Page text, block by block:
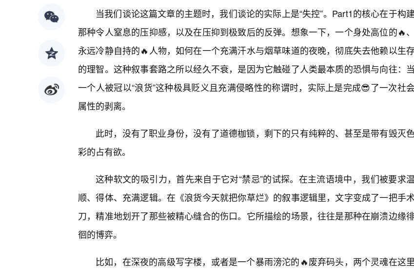
当我们谈论这篇文章的主题时，我们谈论的实际上是“失控”。Part1的核心在于构建
那种令人窒息的压抑感，以及在压抑到极致后的反弹。想象一下，一个身处高位的🔥、
永远冷静自持的🔥人物，如何在一个充满汗水与烟草味道的夜晚，彻底失去他赖以生
的理智。这种叙事套路之所以经久不衰，是因为它触碰了人类最本质的恐惧与向往：当
一个人被冠以“浪货”这种极具贬义且充满侵略性的称谓时，实际上是完成😎了一次社会
属性的剥离。
此时，没有了职业身份，没有了道德枷锁，剩下的只有纯粹的、甚至是带有毁灭
彩的占有欲。
这种软文的吸引力，首先来自于它对“禁忌”的试探。在主流语境中，我们被要求温
顺、得体、充满逻辑。在《浪货今天就把你草烂》的叙事逻辑里，文字变成了一把手术
刀，精准地划开了那些被精心缝合的伤口。它所描绘的场景，往往是那种在崩溃边缘
徊的博弈。
比如，在深夜的高级写字楼，或者是一个暴雨滂沱的🔥废弃码头，两个灵魂在这里